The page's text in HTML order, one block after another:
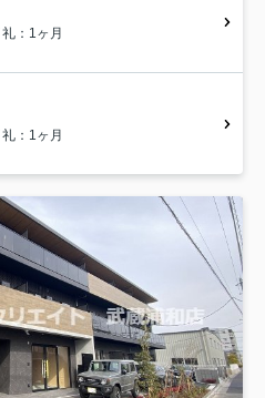
：1ヶ月
：1ヶ月